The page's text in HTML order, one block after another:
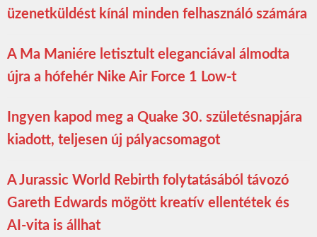
üzenetküldést kínál minden felhasználó számára
A Ma Maniére letisztult eleganciával álmodta
újra a hófehér Nike Air Force 1 Low-t
Ingyen kapod meg a Quake 30. születésnapjára
kiadott, teljesen új pályacsomagot
A Jurassic World Rebirth folytatásából távozó
Gareth Edwards mögött kreatív ellentétek és
AI-vita is állhat